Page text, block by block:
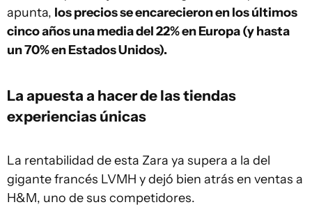
apunta, los precios se encarecieron en los últimos
cinco años una media del 22% en Europa (y hasta
un 70% en Estados Unidos).
La apuesta a hacer de las tiendas
experiencias únicas
La rentabilidad de esta Zara ya supera a la del
gigante francés LVMH y dejó bien atrás en ventas a
H&M, uno de sus competidores.